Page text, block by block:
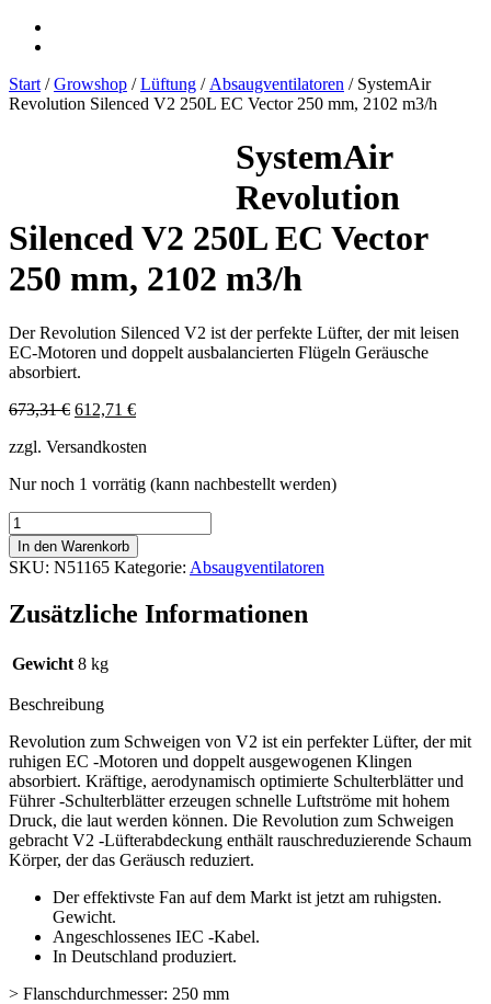
Start /Growshop /Lüftung / Absaugventilatoren / SystemAir
Revolution Silenced V2 250L EC Vector 250 mm, 2102 m3/h
SystemAir
Revolution
Silenced V2 250L EC Vector
250 mm, 2102 m3/h
Der Revolution Silenced V2 ist der perfekte Lüfter, der mit leisen
EC-Motoren und doppelt ausbalancierten Flügeln Geräusche
absorbiert.
673,31€ Ursprünglicher
war:
612,71 €Aktueller
ist:
zzgl. Versandkosten
Nur noch 1 vorrätig (kann nachbestellt werden)
SystemAir
Revolution
Silenced
V2
EC
250
2102
Menge
In den Warenkorb
SKU: N51165 Kategorie: Absaugventilatoren
Zusätzliche Informationen
Gewicht 8 kg
Beschreibung
Revolution zum Schweigen von V2 ist ein perfekter Lüfter, der mit
ruhigen EC -Motoren und doppelt ausgewogenen Klingen
absorbiert. Kräftige, aerodynamisch optimierte Schulterblätter und
Führer -Schulterblätter erzeugen schnelle Luftströme mit hohem
Druck, die laut werden können. Die Revolution zum Schweigen
gebracht V2 -Lüfterabdeckung enthält rauschreduzierende Schaum
Körper, der das Geräusch reduziert.
Der effektivste Fan auf dem Markt ist jetzt am ruhigsten.
Gewicht.
Angeschlossenes IEC -Kabel.
In Deutschland produziert.
> Flanschdurchmesser: 250 mm